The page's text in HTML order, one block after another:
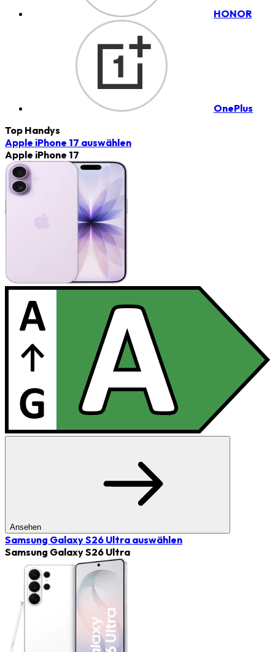
HONOR
OnePlus
Top Handys
Apple iPhone 17 auswählen
Apple iPhone 17
Ansehen
Samsung Galaxy S26 Ultra auswählen
Samsung Galaxy S26 Ultra